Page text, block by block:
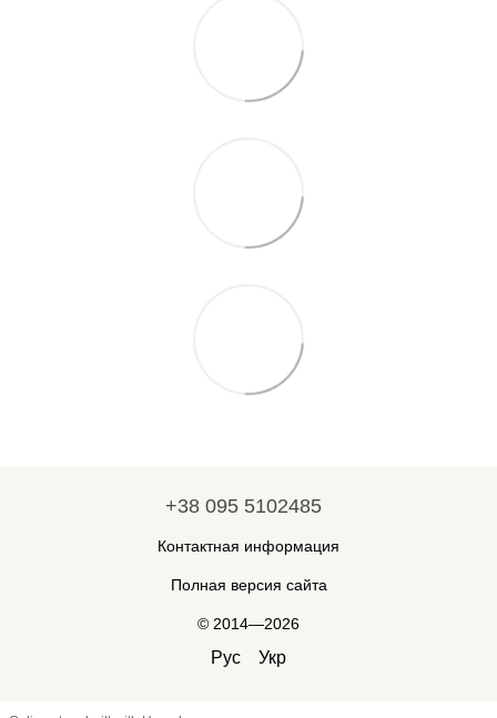
+38 095 5102485
Контактная информация
Полная версия сайта
© 2014—2026
Рус Укр